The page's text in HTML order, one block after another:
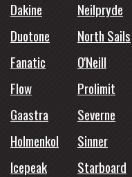
Dakine
Neilpryde
Duotone
North Sails
Fanatic
O'Neill
Flow
Prolimit
Gaastra
Severne
Holmenkol
Sinner
Icepeak
Starboard